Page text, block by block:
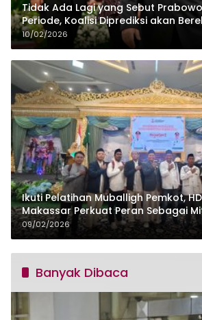
Tidak Ada Lagi yang Sebut
Periode, Koalisi Diprediksi akan
Cawapres di 2029
10/02/2026
Ikuti Pelatihan Muballigh Pemkot,
Makassar Perkuat Peran Sebagai
09/02/2026
Banyak Dibaca